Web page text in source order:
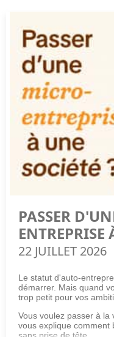
PASSER
ENTREPRISE
22 JUILLET 2026
Le statut d'auto-
démarrer. Mais quand
trop petit pour vos
Vous voulez passer à la
vous explique comment